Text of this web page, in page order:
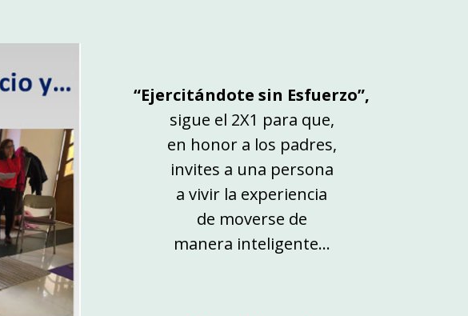
“Ejercitándote sin Esfuerzo”,
sigue el 2X1 para que,
en honor a los padres,
invites a una persona
a vivir la experiencia
de moverse de
manera inteligente…